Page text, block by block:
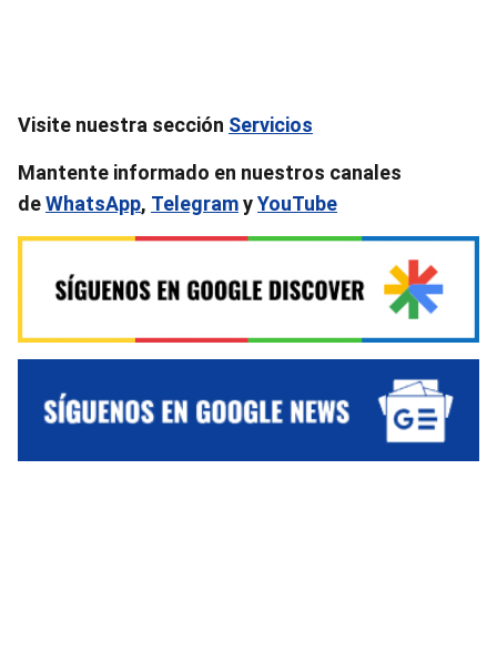
Visite nuestra sección Servicios
Mantente informado en nuestros canales
deWhatsApp, TelegramyYouTube